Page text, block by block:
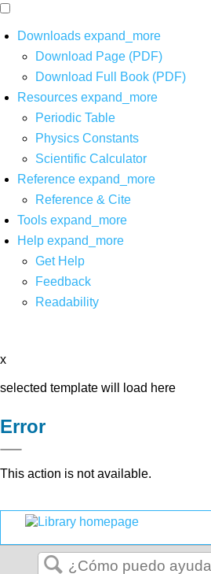
Downloads expand_more
Download Page (PDF)
Download Full Book (PDF)
Resources expand_more
Periodic Table
Physics Constants
Scientific Calculator
Reference expand_more
Reference & Cite
Tools expand_more
Help expand_more
Get Help
Feedback
Readability
x
selected template will load here
Error
This action is not available.